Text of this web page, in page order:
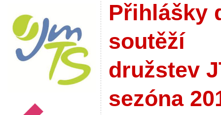
Přihlášky
soutěží
družstev
sezóna